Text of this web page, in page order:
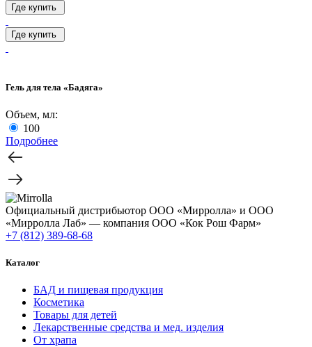
Где купить
Где купить
Гель для тела «Бадяга»
Объем, мл:
100
Подробнее
Официальный дистрибьютор ООО «Мирролла» и ООО
«Мирролла Лаб» — компания ООО «Кок Рош Фарм»
+7 (812) 389-68-68
Каталог
БАД и пищевая продукция
Косметика
Товары для детей
Лекарственные средства и мед. изделия
От храпа